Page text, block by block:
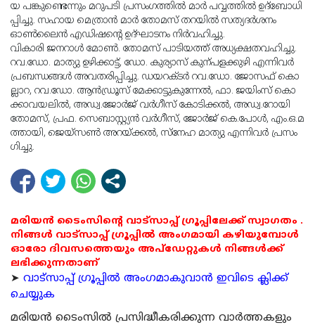
യ പ​​​​​ങ്കു​​​​​ണ്ടെ​​​​​ന്നും മ​​​​​റു​​​​​പ​​​​​ടി പ്ര​​​​​സം​​​​​ഗ​​​​​ത്തി​​​​​ൽ മാ​​​​​ർ പ​​​​​വ്വ​​​​​ത്തി​​​​​ൽ ഉ​​​​​ദ്ബോ​​​​​ധി​​​​​
പ്പി​​​​​ച്ചു. സ​​​​​ഹാ​​​​​യ ​​​മെ​​​​​ത്രാ​​​​​ൻ മാ​​​​​ർ തോ​​​​​മ​​​​​സ് ത​​​​​റ​​​​​യി​​​​​ൽ സത്യദർശനം
ഓൺലൈൻ എഡിഷന്‍റെ ഉദ്ഘാടനം നിർവഹിച്ചു.
വി​​​​​കാ​​​​​രി ​​​ജ​​​​​ന​​​​​റാ​​​​​ൾ മോ​​​​​ണ്‍.​ തോ​​​​​മ​​​​​സ് പാ​​​​​ടി​​​​​യ​​​​​ത്ത് അ​​​​​ധ്യ​​​​​ക്ഷ​​​​​ത​​വ​​​​​ഹി​​​​​ച്ചു.
റ​​​​​വ.​​​​​ഡോ.​ മാ​​​​​ത്യു ഉ​​​​​ഴി​​​​​ക്കാ​​​​​ട്ട്, ഡോ.​ ​​​​കു​​​​​ര്യാ​​​​​സ് കു​​​​​ന്പ​​​​​ള​​​​​ക്കു​​​​​ഴി എ​​​​​ന്നി​​​​​വ​​​​​ർ
പ്ര​​​​​ബ​​​​​ന്ധ​​​​​ങ്ങ​​​​​ൾ അ​​​​​വ​​​​​ത​​​​​രി​​​​​പ്പി​​​​​ച്ചു. ഡ​​​​​യ​​​​​റ​​​​​ക്ട​​​​​ർ റ​​​​​വ.​​​​​ഡോ.​ ജോ​​​​​സ​​​​​ഫ് കൊ​​​​​
ല്ലാ​​​​​റ, റ​​​​​വ.​​​​​ഡോ.​ ആ​​​​​ൻ​​​​​ഡ്രൂ​​​​​സ് മേ​​​​​ക്കാ​​​​​ട്ടു​​​​​കു​​​​​ന്നേ​​​​​ൽ, ഫാ.​ ​​​​ജ​​​​യിം​​​​​സ് കൊ​​​​​
ക്കാ​​​​​വ​​​​​യ​​​​​ലി​​​​​ൽ, അ​​​​​ഡ്വ.​​​ജോ​​​​​ർ​​​​​ജ് വ​​​​​ർ​​​​​ഗീ​​​​​സ് കോ​​​​​ടി​​​​​ക്ക​​​​​ൽ, അ​​​​​ഡ്വ.​​​​​റോ​​​​​യി
തോ​​​​​മ​​​​​സ്, പ്ര​​​​​ഫ.​ സെ​​​​​ബാ​​​​​സ്റ്റ്യ​​​​​ൻ വ​​​​​ർ​​​​​ഗീ​​​​​സ്, ജോ​​​​​ർ​​​​​ജ് കെ.​​​​​പോ​​​​​ൾ, എം.​​​​​ഒ.​​​​​മ​​​​​
ത്താ​​​​​യി, ജെ​​​​​യ്സ​​​​​ണ്‍ അ​​​​​റയ്​​​​​ക്ക​​​​​ൽ, സ്നേ​​​​​ഹ മാ​​​​​ത്യു എ​​​​​ന്നി​​​​​വ​​​​​ർ പ്ര​​​​​സം​​​​​
ഗി​​​​​ച്ചു.
മരിയൻ ടൈംസിന്റെ വാട്സാപ്പ് ഗ്രൂപ്പിലേക്ക് സ്വാഗതം .
നിങ്ങൾ വാട്സാപ്പ് ഗ്രൂപ്പിൽ അംഗമായി കഴിയുമ്പോൾ
ഓരോ ദിവസത്തെയും അപ്ഡേറ്റുകൾ നിങ്ങൾക്ക്
ലഭിക്കുന്നതാണ്
➤ വാട്സാപ്പ് ഗ്രൂപ്പിൽ അംഗമാകുവാൻ ഇവിടെ ക്ലിക്ക്
ചെയ്യുക
മരിയന്‍ ടൈംസില്‍ പ്രസിദ്ധീകരിക്കുന്ന വാര്‍ത്തകളും